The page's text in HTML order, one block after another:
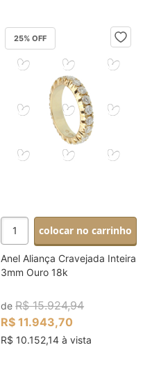
25% OFF
colocar no carrinho
Anel Aliança Cravejada Inteira
3mm Ouro 18k
deR$ 15.924,94
R$ 11.943,70
R$ 10.152,14 à vista